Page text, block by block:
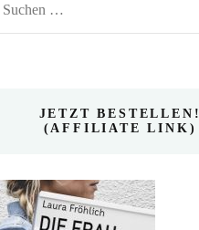
Suchen
nach:
JETZT BESTELLEN!
(AFFILIATE LINK)